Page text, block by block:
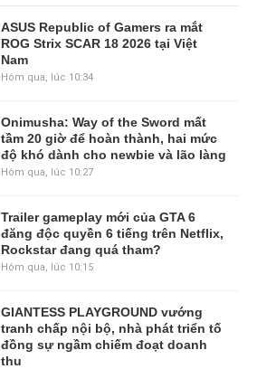
ASUS Republic of Gamers ra mắt
ROG Strix SCAR 18 2026 tại Việt
Nam
Hôm qua, lúc 10:34
Onimusha: Way of the Sword mất
tầm 20 giờ để hoàn thành, hai mức
độ khó dành cho newbie và lão làng
Hôm qua, lúc 10:27
Trailer gameplay mới của GTA 6
đăng độc quyền 6 tiếng trên Netflix,
Rockstar đang quá tham?
Hôm qua, lúc 10:15
GIANTESS PLAYGROUND vướng
tranh chấp nội bộ, nhà phát triển tố
đồng sự ngầm chiếm đoạt doanh
thu